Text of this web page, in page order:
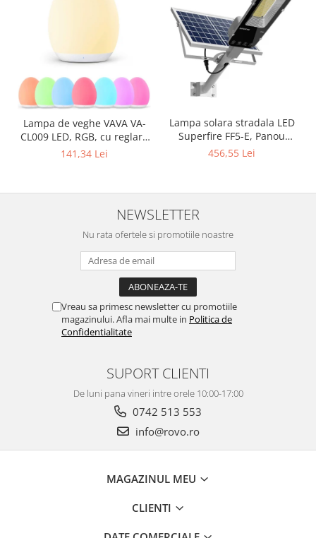
Lampa de veghe VAVA VA-
CL009 LED, RGB, cu reglare
touch a Intensitatii, lumina
141,34 Lei
Lampa solara stradala LED
Superfire FF5-E, Panou
solar, Telecomanda, 897W,
456,55 Lei
NEWSLETTER
Nu rata ofertele si promotiile noastre
Vreau sa primesc newsletter cu promotiile
magazinului. Afla mai multe in Politica de
Confidentialitate
SUPORT CLIENTI
De luni pana vineri intre orele 10:00-17:00
0742 513 553
info@rovo.ro
MAGAZINUL MEU
CLIENTI